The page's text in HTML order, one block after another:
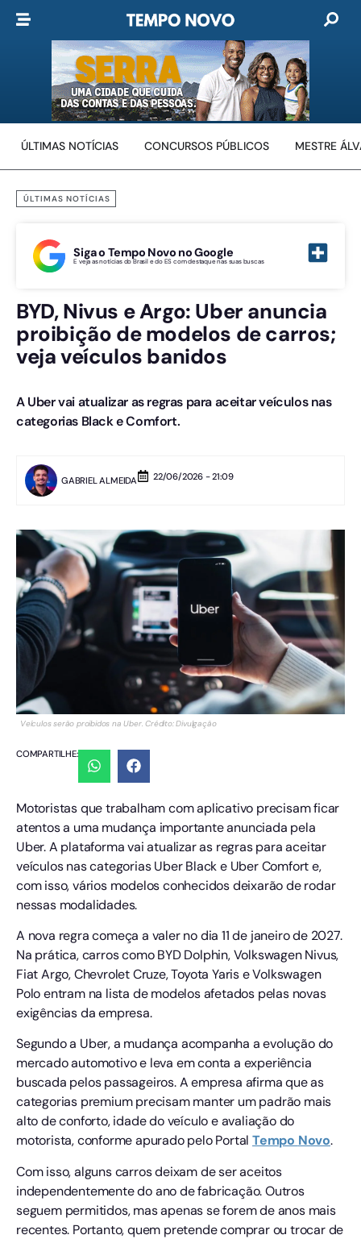
ÚLTIMAS NOTÍCIAS CONCURSOS PÚBLICOS MESTRE
ÚLTIMAS NOTÍCIAS
Siga o Tempo Novo no Google
E veja as notícias do Brasil e do ES com destaque nas suas buscas
BYD, Nivus e Argo: Uber anuncia
proibição de modelos de carros;
veja veículos banidos
A Uber vai atualizar as regras para aceitar veículos nas
categorias Black e Comfort.
GABRIEL ALMEIDA 22/06/2026 - 21:09
Veículos serão proibidos na Uber. Crédito: Divulgação
COMPARTILHE:
Motoristas que trabalham com aplicativo precisam ficar
atentos a uma mudança importante anunciada pela
Uber. A plataforma vai atualizar as regras para aceitar
veículos nas categorias Uber Black e Uber Comfort e,
com isso, vários modelos conhecidos deixarão de rodar
nessas modalidades.
A nova regra começa a valer no dia 11 de janeiro de 2027.
Na prática, carros como BYD Dolphin, Volkswagen Nivus,
Fiat Argo, Chevrolet Cruze, Toyota Yaris e Volkswagen
Polo entram na lista de modelos afetados pelas novas
exigências da empresa.
Segundo a Uber, a mudança acompanha a evolução do
mercado automotivo e leva em conta a experiência
buscada pelos passageiros. A empresa afirma que as
categorias premium precisam manter um padrão mais
alto de conforto, idade do veículo e avaliação do
motorista, conforme apurado pelo Portal Tempo Novo.
Com isso, alguns carros deixam de ser aceitos
independentemente do ano de fabricação. Outros
seguem permitidos, mas apenas se forem de anos mais
recentes. Portanto, quem pretende comprar ou trocar de